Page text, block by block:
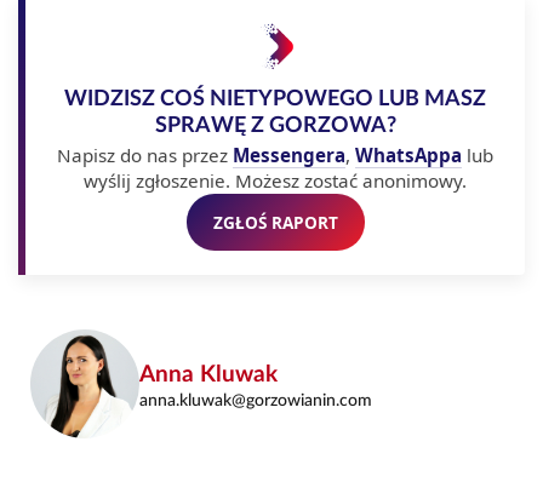
WIDZISZ COŚ NIETYPOWEGO LUB MASZ
SPRAWĘ Z GORZOWA?
Napisz do nas przez Messengera, WhatsAppa lub
wyślij zgłoszenie. Możesz zostać anonimowy.
ZGŁOŚ RAPORT
Anna Kluwak
anna.kluwak@gorzowianin.com